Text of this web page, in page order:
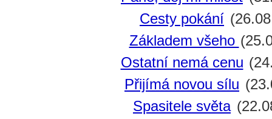
Cesty pokání
Základem všeho
Ostatní nemá cenu
Přijímá novou sílu
Spasitele světa